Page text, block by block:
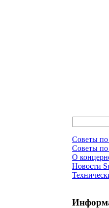
Советы по
Советы по
О
Новости